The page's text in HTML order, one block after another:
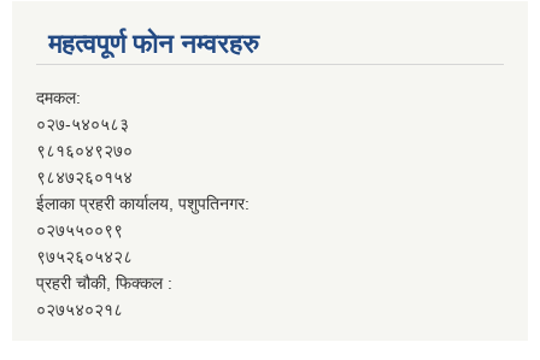
महत्वपूर्ण फोन नम्वरहरु
दमकल:
०२७-५४०५८३
९८१६०४९२७०
९८४७२६०१५४
ईलाका प्रहरी कार्यालय, पशुपतिनगर:
०२७५५००९९
९७५२६०५४२८
प्रहरी चौकी, फिक्कल :
०२७५४०२१८